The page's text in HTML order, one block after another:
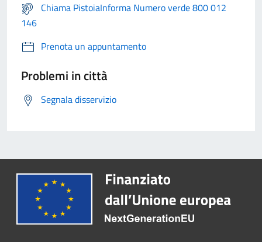
Chiama PistoiaInforma Numero verde 800 012
146
Prenota un appuntamento
Problemi in città
Segnala disservizio